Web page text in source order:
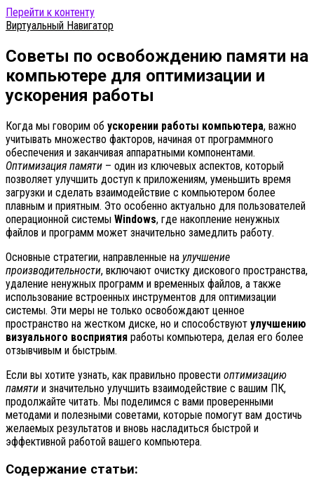
Перейти к контенту
Виртуальный Навигатор
Советы по освобождению памяти на
компьютере для оптимизации и
ускорения работы
Когда мы говорим об ускорении работы компьютера, важно
учитывать множество факторов, начиная от программного
обеспечения и заканчивая аппаратными компонентами.
Оптимизация памяти – один из ключевых аспектов, который
позволяет улучшить доступ к приложениям, уменьшить время
загрузки и сделать взаимодействие с компьютером более
плавным и приятным. Это особенно актуально для пользователей
операционной системы Windows, где накопление ненужных
файлов и программ может значительно замедлить работу.
Основные стратегии, направленные на улучшение
производительности, включают очистку дискового пространства,
удаление ненужных программ и временных файлов, а также
использование встроенных инструментов для оптимизации
системы. Эти меры не только освобождают ценное
пространство на жестком диске, но и способствуют улучшению
визуального восприятия работы компьютера, делая его более
отзывчивым и быстрым.
Если вы хотите узнать, как правильно провести оптимизацию
памяти и значительно улучшить взаимодействие с вашим ПК,
продолжайте читать. Мы поделимся с вами проверенными
методами и полезными советами, которые помогут вам достичь
желаемых результатов и вновь насладиться быстрой и
эффективной работой вашего компьютера.
Содержание статьи: